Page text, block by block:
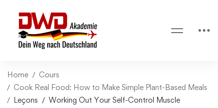
Home
Cours
Cook Real Food: How to Make Simple Plant-Based Meals
Leçons
Working Out Your Self-Control Muscle